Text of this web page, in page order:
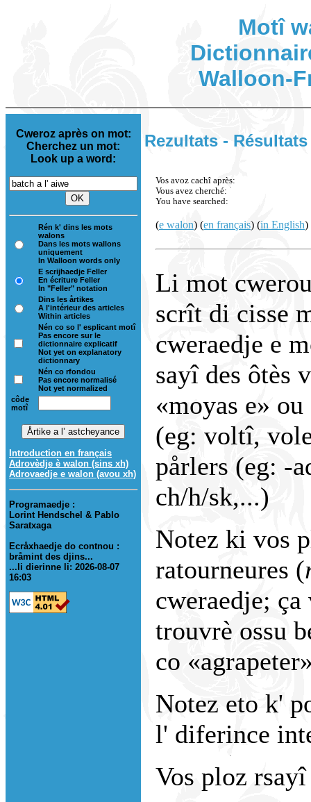
Motî
Walloon-
Cweroz après on mot:
Cherchez un mot:
Look up a word:
Rén k' dins les mots
walons
Dans les mots wallons
uniquement
In Walloon words only
E scrijhaedje Feller
En écriture Feller
In "Feller" notation
Dins les årtikes
A l'intérieur des articles
Within articles
Nén co so l' esplicant motî
Pas encore sur le
dictionnaire explicatif
Not yet on explanatory
dictionnary
Nén co rfondou
Pas encore normalisé
Not yet normalized
côde
motî
Introduction en français
Adrovèdje è walon (sins xh)
Adrovaedje e walon (avou xh)
Programaedje :
Lorint Hendschel & Pablo
Saratxaga
Ecråxhaedje do contnou :
bråmint des djins...
...li dierinne li: 2026-08-07
16:03
Rezultats -
Vos avoz cachî après:
Vous avez cherché:
You have searched:
(e walon) (en français) (in English)
Li mot
scrît di cisse
cweraedje e
sayî des ôtès
«moyas e»
(eg: voltî,
pårlers (eg: -
ch/h/sk,...)
Notez ki vos
ratourneures (
cweraedje;
trouvrè ossu
co
Notez eto k'
l' diferince
Vos ploz